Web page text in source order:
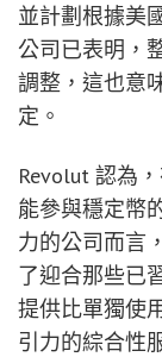
並計劃根據美
公司已表明，
調整，這也意
定。
Revolut 認為
能參與穩定幣
力的公司而言
了迎合那些已
提供比單獨使
引力的綜合性